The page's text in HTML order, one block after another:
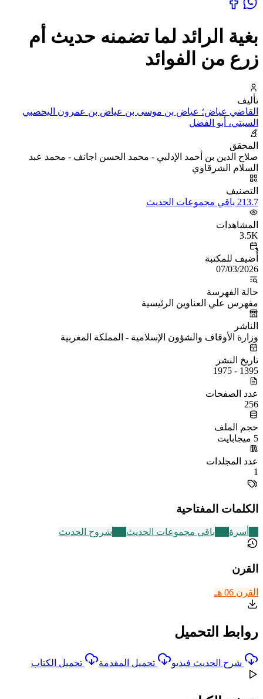
بغية الرائد لما تضمنه حديث أم
زرع من الفوائد
تأليف
القاضي عياض؛ عياض بن موسى بن عياض بن عمرون اليحصبي
السبتي، أبو الفضل
المحقق
صلاح الدين بن أحمد الإدلبي - محمد الحسن اجانف - محمد عبد
السلام الشرقاوي
التصنيف
213.7 باقي مجموعات الحديث
المشاهدات
3.5K
أُضيف للمكتبة
07/03/2026
حالة الفهرسة
مفهرس علي العناوين الرئيسية
الناشر
وزارة الأوقاف والشؤون الإسلامية - المملكة المغربية
تاريخ النشر
1395 - 1975
عدد الصفحات
256
حجم الملف
5 ميجابايت
عدد المجلدات
1
الكلمات المفتاحية
أسرة باقي مجموعات الحديث شروح الحديث
القرن
القرن 06 هـ
روابط التحميل
شرح الحديث فيديو تحميل المقدمة تحميل الكتاب